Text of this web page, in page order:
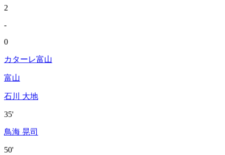
2
-
0
カターレ富山
富山
石川 大地
35'
鳥海 晃司
50'